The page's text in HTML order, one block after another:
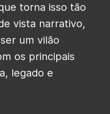
torna isso tão
vista narrativo,
um vilão
os principais
legado e